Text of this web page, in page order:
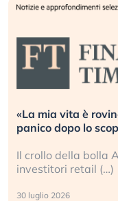
«La mia vita è
panico dopo lo
Il crollo della bolla
investitori retail (…)
30 luglio 2026